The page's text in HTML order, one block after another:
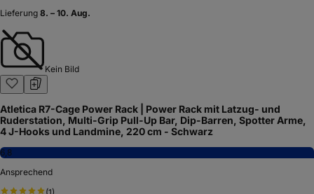
Lieferung 8. – 10. Aug.
Kein Bild
Atletica R7-Cage Power Rack | Power Rack mit Latzug- und
Ruderstation, Multi-Grip Pull-Up Bar, Dip-Barren, Spotter Arme,
4 J-Hooks und Landmine, 220 cm - Schwarz
6,8
Ansprechend